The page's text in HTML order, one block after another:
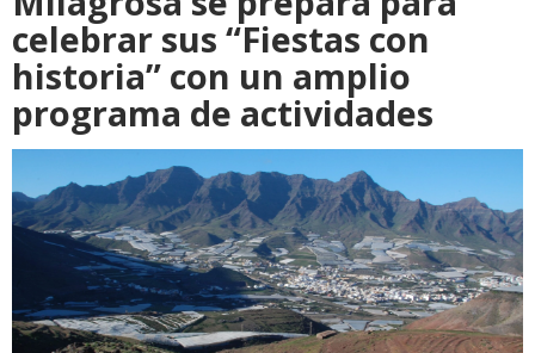
celebrar sus “Fiestas con
historia” con un amplio
programa de actividades